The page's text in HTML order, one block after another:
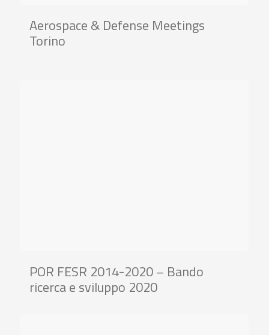
Aerospace & Defense Meetings
Torino
POR FESR 2014-2020 – Bando
ricerca e sviluppo 2020